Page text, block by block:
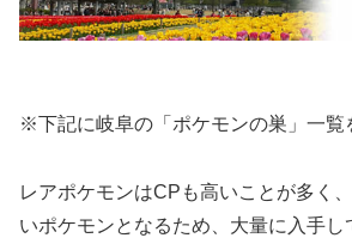
※下記に岐阜の「ポケモンの巣」一覧
レアポケモンはCPも高いことが多く
いポケモンとなるため、大量に入手し